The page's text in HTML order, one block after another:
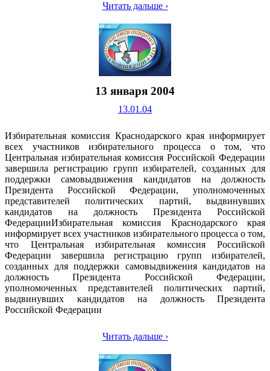
Читать дальше ›
13 января 2004
13.01.04
Избирательная комиссия Краснодарского края информирует
всех участников избирательного процесса о том, что
Центральная избирательная комиссия Российской Федерации
завершила регистрацию групп избирателей, созданных для
поддержки самовыдвижения кандидатов на должность
Президента Российской Федерации, уполномоченных
представителей политических партий, выдвинувших
кандидатов на должность Президента Российской
ФедерацииИзбирательная комиссия Краснодарского края
информирует всех участников избирательного процесса о том,
что Центральная избирательная комиссия Российской
Федерации завершила регистрацию групп избирателей,
созданных для поддержки самовыдвижения кандидатов на
должность Президента Российской Федерации,
уполномоченных представителей политических партий,
выдвинувших кандидатов на должность Президента
Российской Федерации
Читать дальше ›